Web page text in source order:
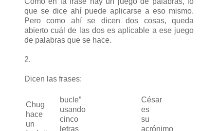
que se dice ahí puede aplicarse a eso mismo.
Pero como ahí se dicen dos cosas, queda
abierto cuál de las dos es aplicable a ese juego
de palabras que se hace.
2.
Dicen las frases:
Chug
hace
un
bucle”
usando
cinco
letras
César
es
su
acrónimo